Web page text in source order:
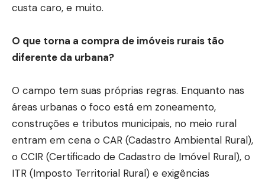
custa caro, e muito.
O que torna a compra de imóveis rurais tão
diferente da urbana?
O campo tem suas próprias regras. Enquanto nas
áreas urbanas o foco está em zoneamento,
construções e tributos municipais, no meio rural
entram em cena o CAR (Cadastro Ambiental Rural),
o CCIR (Certificado de Cadastro de Imóvel Rural), o
ITR (Imposto Territorial Rural) e exigências